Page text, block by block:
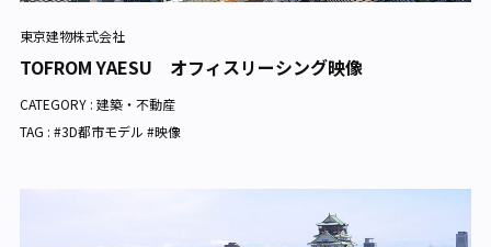
東京建物株式会社
TOFROM YAESU オフィスリーシング映像
CATEGORY : 建築・不動産
TAG : #3D都市モデル #映像